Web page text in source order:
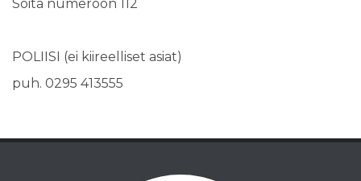
Soita numeroon 112
POLIISI (ei kiireelliset asiat)
puh. 0295 413555